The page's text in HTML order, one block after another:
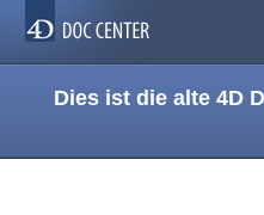
Dies ist die alte 4D